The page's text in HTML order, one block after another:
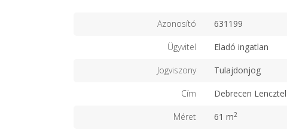
Azonosító 631199
Ügyvitel Eladó ingatlan
Jogviszony Tulajdonjog
Cím Debrecen
Méret 61 m2